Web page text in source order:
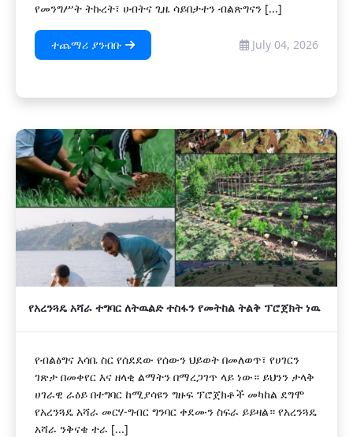
የመንግሥት ትኩረት፣ ሀብትና ጊዜ ሳይበታተን ብልጽግናን [...]
ተጨማሪ ያንብቡ July 04, 2026
የአረንጓዴ አሻራ ተግባር ለትዉልድ ተስፋን የመትከል ትልቅ ፕሮጀክት ነዉ
የብልፅግና እሳቤ ስር የሰደደው የሰውን ህይወት በመለወጥ፣ የሀገርን
ገጽታ በመቀየር እና ዘላቂ ልማትን በማረጋገጥ ላይ ነው። ይህንን ታላቅ
ሀገራዊ ራዕይ በተግባር ከሚያሳዩን ግዙፍ ፕሮጀክቶች መካከል ደግሞ
የአረንጓዴ አሻራ መርሃ-ግብር ግንባር ቀደሙን ስፍራ ይይዛል። የአረንጓዴ
አሻራ ንቅናቄ ተራ [...]